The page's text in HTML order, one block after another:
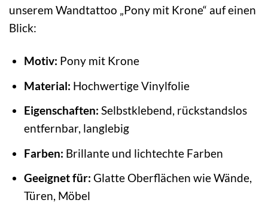
unserem Wandtattoo „Pony mit Krone“ auf einen
Blick:
Motiv: Pony mit Krone
Material: Hochwertige Vinylfolie
Eigenschaften: Selbstklebend, rückstandslos
entfernbar, langlebig
Farben: Brillante und lichtechte Farben
Geeignet für: Glatte Oberflächen wie Wände,
Türen, Möbel